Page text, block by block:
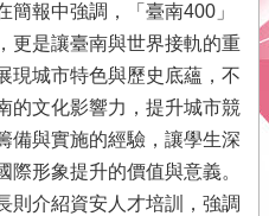
報中強調，「臺南400」
更是讓臺南與世界接軌的重
現城市特色與歷史底蘊，不
的文化影響力，提升城市競
備與實施的經驗，讓學生深
形象提升的價值與意義。
介紹資安人才培訓，強調